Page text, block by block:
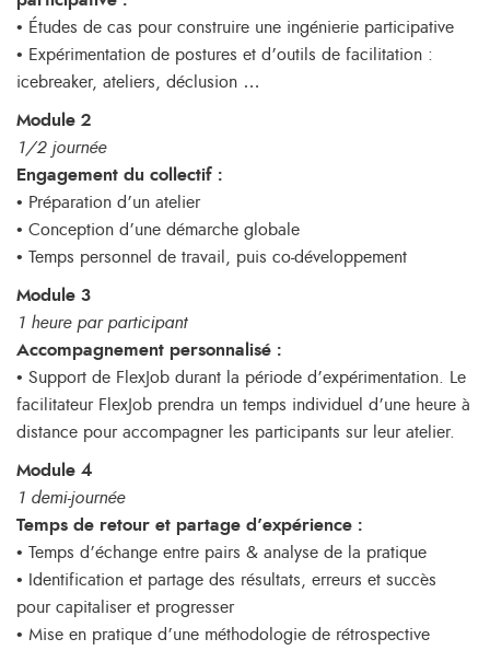
• Études de cas pour construire une ingénierie participative
• Expérimentation de postures et d’outils de facilitation :
icebreaker, ateliers, déclusion …
Module 2
1/2 journée
Engagement du collectif :
• Préparation d’un atelier
• Conception d’une démarche globale
• Temps personnel de travail, puis co-développement
Module 3
1 heure par participant
Accompagnement personnalisé :
• Support de FlexJob durant la période d’expérimentation. Le
facilitateur FlexJob prendra un temps individuel d’une heure à
distance pour accompagner les participants sur leur atelier.
Module 4
1 demi-journée
Temps de retour et partage d’expérience :
• Temps d’échange entre pairs & analyse de la pratique
• Identification et partage des résultats, erreurs et succès
pour capitaliser et progresser
• Mise en pratique d’une méthodologie de rétrospective